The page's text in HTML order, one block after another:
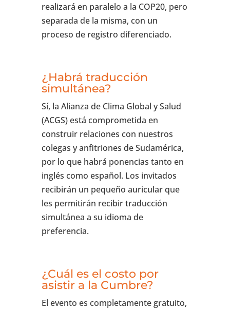
realizará en paralelo a la COP20, pero
separada de la misma, con un
proceso de registro diferenciado.
¿Habrá traducción
simultánea?
Sí, la Alianza de Clima Global y Salud
(ACGS) está comprometida en
construir relaciones con nuestros
colegas y anfitriones de Sudamérica,
por lo que habrá ponencias tanto en
inglés como español. Los invitados
recibirán un pequeño auricular que
les permitirán recibir traducción
simultánea a su idioma de
preferencia.
¿Cuál es el costo por
asistir a la Cumbre?
El evento es completamente gratuito,